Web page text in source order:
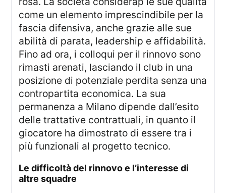
come un elemento imprescindibile per la
fascia difensiva, anche grazie alle sue
abilità di parata, leadership e affidabilità.
Fino ad ora, i colloqui per il rinnovo sono
rimasti arenati, lasciando il club in una
posizione di potenziale perdita senza una
contropartita economica. La sua
permanenza a Milano dipende dall’esito
delle trattative contrattuali, in quanto il
giocatore ha dimostrato di essere tra i
più funzionali al progetto tecnico.
le difficoltà del rinnovo e l’interesse di
altre squadre